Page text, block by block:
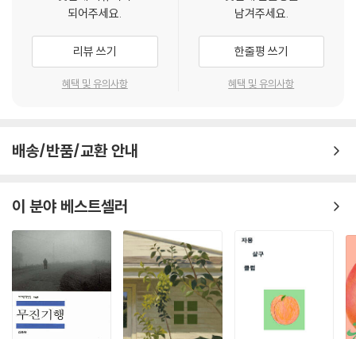
되어주세요.
리뷰 쓰기
혜택 및 유의사항
남겨주세요.
한줄평 쓰기
혜택 및 유의사항
배송/반품/교환 안내
이 분야 베스트셀러